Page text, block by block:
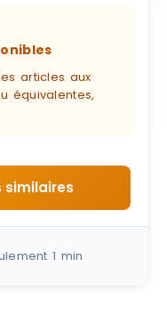
articles aux
équivalentes,
similaires
1 min